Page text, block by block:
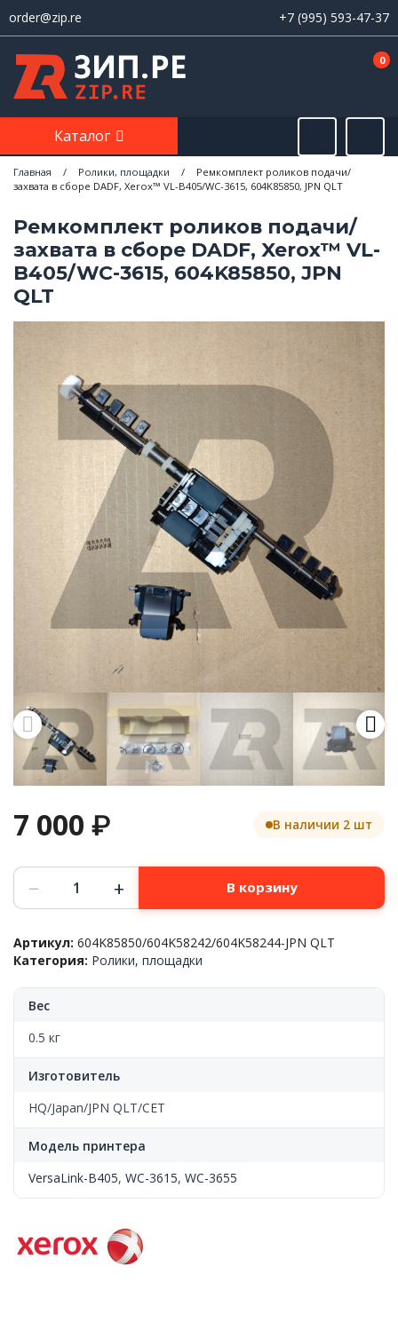
order@zip.re +7 (995) 593-47-37
0
Каталог
Главная / Ролики, площадки /
Ремкомплект роликов подачи/
захвата в сборе DADF, Xerox™ VL-B405/WC-3615, 604K85850, JPN QLT
Ремкомплект роликов подачи/
захвата в сборе DADF, Xerox™ VL-
B405/WC-3615, 604K85850, JPN
QLT
7 000 ₽ В наличии 2 шт
Количество
товара
Ремкомплект
подачи/
захвата
сборе
Xerox™
B405/WC-
604K85850,
JPN
QLT
− + В корзину
Артикул: 604K85850/604K58242/604K58244-JPN QLT
Категория: Ролики, площадки
Вес
0.5 кг
Изготовитель
HQ/Japan/JPN QLT/CET
Модель принтера
VersaLink-B405, WC-3615, WC-3655